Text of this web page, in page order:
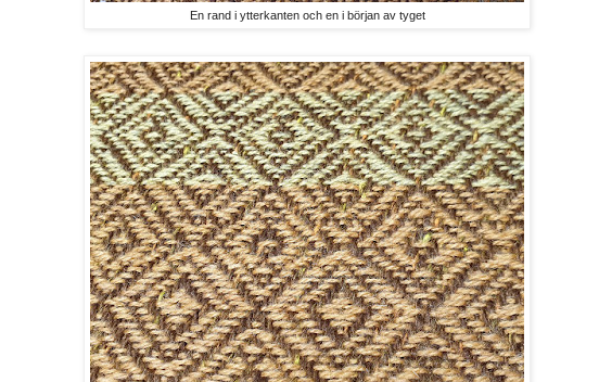
En rand i ytterkanten och en i början av tyget